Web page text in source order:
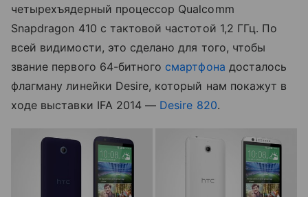
четырехъядерный процессор Qualcomm
Snapdragon 410 с тактовой частотой 1,2 ГГц. По
всей видимости, это сделано для того, чтобы
звание первого 64-битного смартфона досталось
флагману линейки Desire, который нам покажут в
ходе выставки IFA 2014 — Desire 820.